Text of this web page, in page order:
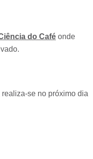
do Café onde
se no próximo dia